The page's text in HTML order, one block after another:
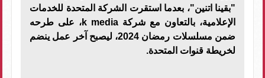
"بقينا اتنين"، بعدما استقرت الشركة المتحدة للخدمات
الإعلامية، بالتعاون مع شركة
، على طرحه
ضمن مسلسلات رمضان 2024، ليصبح آخر عمل ينضم
لخريطة قنوات المتحدة.